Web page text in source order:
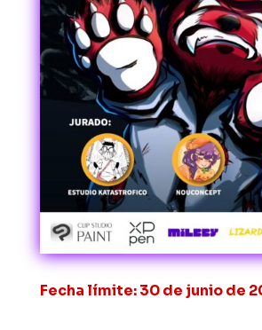
Fecha límite: 30 de junio de